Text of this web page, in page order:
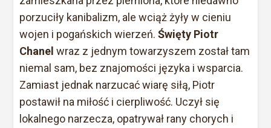
porzuciły kanibalizm, ale wciąż żyły w cieniu
wojen i pogańskich wierzeń.Święty Piotr
Chanel wraz z jednym towarzyszem został tam
niemal sam, bez znajomości języka i wsparcia.
Zamiast jednak narzucać wiarę siłą, Piotr
postawił na miłość i cierpliwość. Uczył się
lokalnego narzecza, opatrywał rany chorych i